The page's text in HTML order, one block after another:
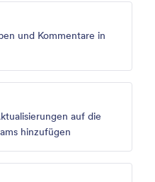
und Kommentare in
auf die
hinzufügen